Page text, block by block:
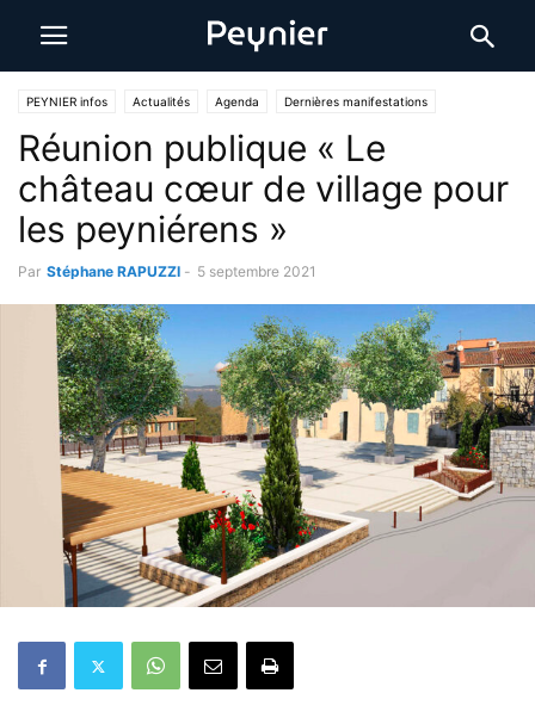
PEYNIER infos Actualités Agenda Dernières manifestations
Réunion publique « Le
château cœur de village pour
les peyniérens »
Par Stéphane RAPUZZI - 5 septembre 2021